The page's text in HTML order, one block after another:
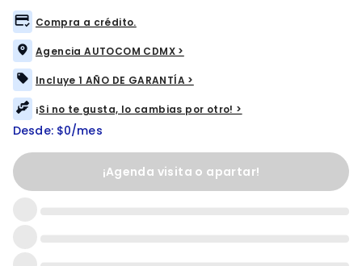
Compra a crédito.
Agencia AUTOCOM CDMX >
Incluye 1 AÑO DE GARANTÍA >
¡Si no te gusta, lo cambias por otro! >
Desde: $0/mes
¡Agenda visita o apartar!